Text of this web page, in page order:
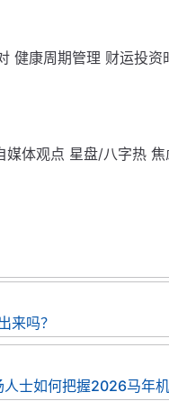
健康周期管理 财运投
体观点 星盘/八字热 焦
来吗？
人士如何把握2026马年